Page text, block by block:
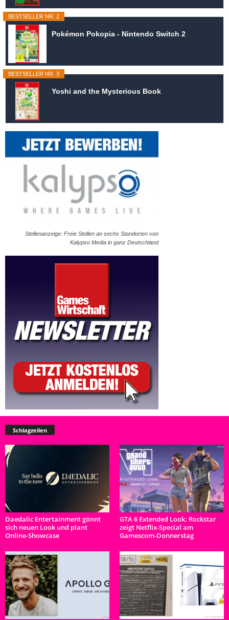
BESTSELLER NR. 2
Pokémon Pokopia - Nintendo Switch 2
BESTSELLER NR. 3
Yoshi and the Mysterious Book
Stellenanzeige: Freie Stellen an sechs Standorten von
Kalypso Media in ganz Deutschland
Schlagzeilen
Daedalic Entertainment gönnt
sich neuen Look und plant
Online-Showcase
GTA 6 Extended Look: Rockstar
zeigt Netflix-Special am
Gamescom-Donnerstag